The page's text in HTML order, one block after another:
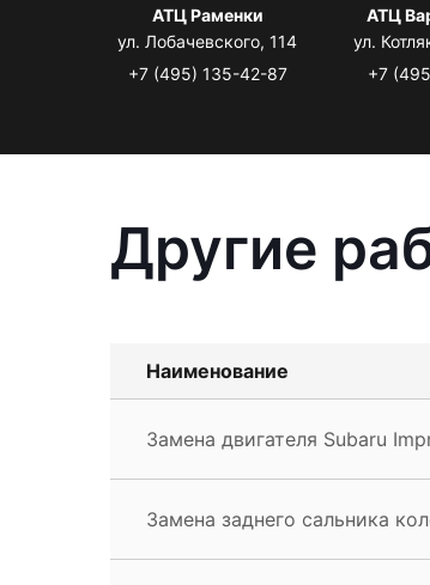
АТЦ Раменки
ул. Лобачевского, 114
+7 (495) 135-42-87
АТЦ
ул.
+7
Другие
Наименование
Замена двигателя Subaru
Замена заднего сальника